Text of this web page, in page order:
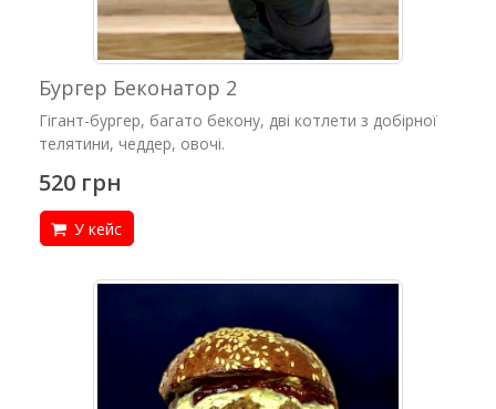
Бургер Беконатор 2
Гігант-бургер, багато бекону, дві котлети з добірної
телятини, чеддер, овочі.
520 грн
У кейс